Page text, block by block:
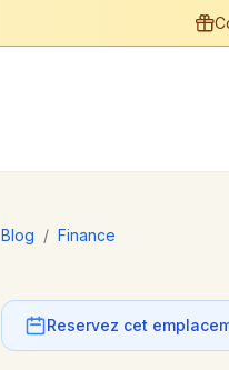
Blog / Finance
Reservez cet